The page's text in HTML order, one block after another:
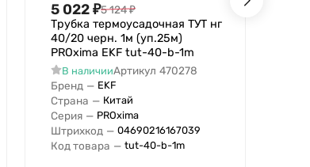
5 022₽5 124₽
Трубка термоусадочная ТУТ нг
40/20 черн. 1м (уп.25м)
PROxima EKF tut-40-b-1m
В наличииАртикул 470278
Бренд — EKF
Страна — Китай
Серия — PROxima
Штрихкод — 04690216167039
Код товара — tut-40-b-1m